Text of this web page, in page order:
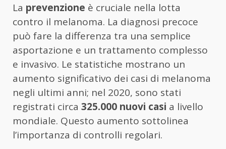
La prevenzione è cruciale nella lotta
contro il melanoma. La diagnosi precoce
può fare la differenza tra una semplice
asportazione e un trattamento complesso
e invasivo. Le statistiche mostrano un
aumento significativo dei casi di melanoma
negli ultimi anni; nel 2020, sono stati
registrati circa 325.000 nuovi casi a livello
mondiale. Questo aumento sottolinea
l’importanza di controlli regolari.